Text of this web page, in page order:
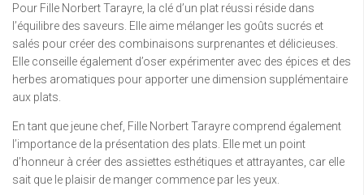
Pour Fille Norbert Tarayre, la clé d’un plat réussi réside dans
l’équilibre des saveurs. Elle aime mélanger les goûts sucrés et
salés pour créer des combinaisons surprenantes et délicieuses.
Elle conseille également d’oser expérimenter avec des épices et des
herbes aromatiques pour apporter une dimension supplémentaire
aux plats.
En tant que jeune chef, Fille Norbert Tarayre comprend également
l’importance de la présentation des plats. Elle met un point
d’honneur à créer des assiettes esthétiques et attrayantes, car elle
sait que le plaisir de manger commence par les yeux.